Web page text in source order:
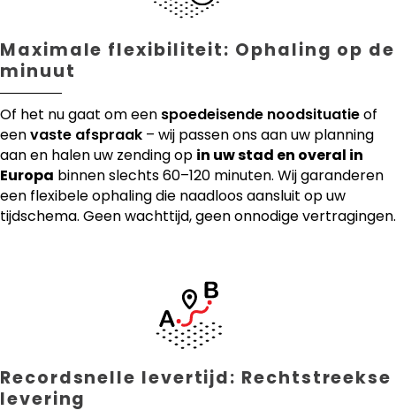
Maximale flexibiliteit: Ophaling op de
minuut
Of het nu gaat om een spoedeisende noodsituatieof
eenvaste afspraak – wij passen ons aan uw planning
aan en halen uw zending op in uw stad en overal in
Europa binnen slechts 60–120 minuten. Wij garanderen
een flexibele ophaling die naadloos aansluit op uw
tijdschema. Geen wachttijd, geen onnodige vertragingen.
Recordsnelle levertijd: Rechtstreekse
levering